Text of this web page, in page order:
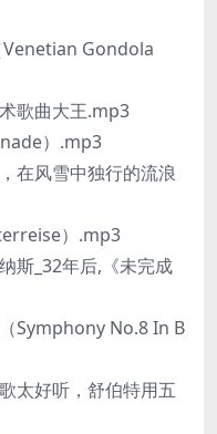
Gondola
歌曲大王.mp3
）.mp3
风雪中独行的流浪
）.mp3
_32年后,《未完成
Symphony No.8 In B
好听，舒伯特用五